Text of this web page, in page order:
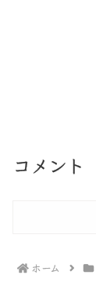
コメント
ホーム